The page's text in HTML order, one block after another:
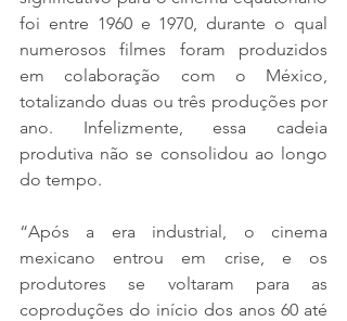
foi entre 1960 e 1970, durante o qual
numerosos filmes foram produzidos
em colaboração com o México,
totalizando duas ou três produções por
ano. Infelizmente, essa cadeia
produtiva não se consolidou ao longo
do tempo.
“Após a era industrial, o cinema
mexicano entrou em crise, e os
produtores se voltaram para as
coproduções do início dos anos 60 até